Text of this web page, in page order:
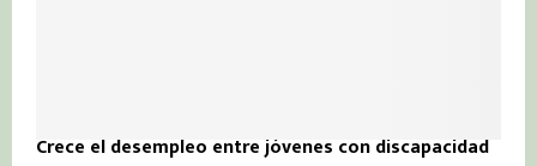
Crece el desempleo entre jóvenes con discapacidad